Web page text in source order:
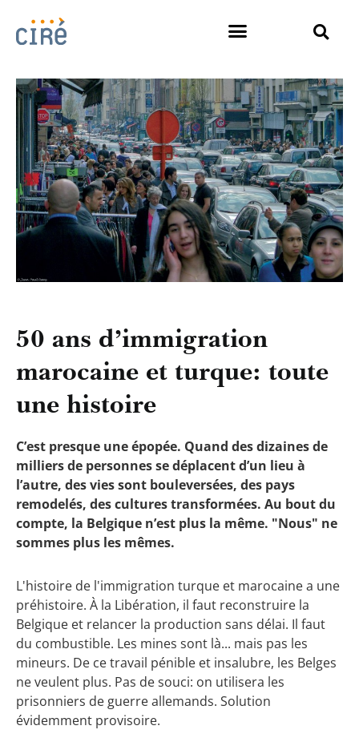
50 ans d’immigration
marocaine et turque: toute
une histoire
C’est presque une épopée. Quand des dizaines de
milliers de personnes se déplacent d’un lieu à
l’autre, des vies sont bouleversées, des pays
remodelés, des cultures transformées. Au bout du
compte, la Belgique n’est plus la même. "Nous" ne
sommes plus les mêmes.
L'histoire de l'immigration turque et marocaine a une
préhistoire. À la Libération, il faut reconstruire la
Belgique et relancer la production sans délai. Il faut
du combustible. Les mines sont là... mais pas les
mineurs. De ce travail pénible et insalubre, les Belges
ne veulent plus. Pas de souci: on utilisera les
prisonniers de guerre allemands. Solution
évidemment provisoire.